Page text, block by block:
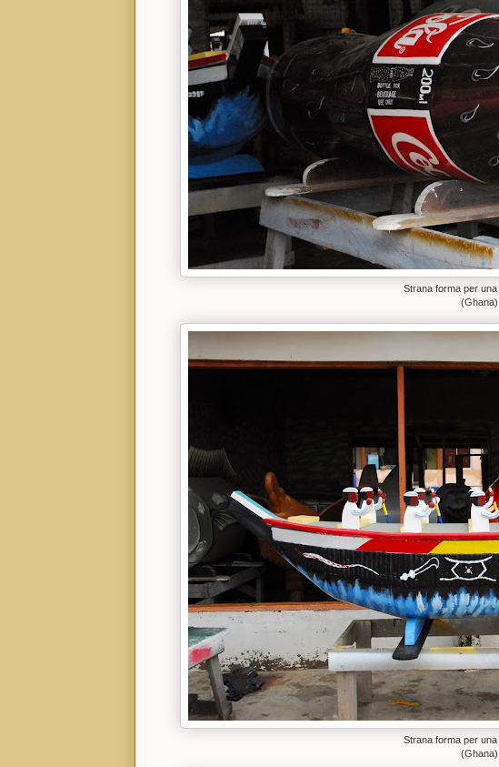
Strana forma per
(Ghana)
Strana forma per
(Ghana)